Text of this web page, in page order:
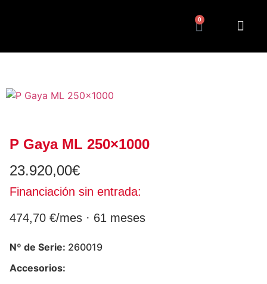
0
P Gaya ML 250×1000
23.920,00€
Financiación sin entrada:
474,70 €/mes · 61 meses
Nº de Serie: 260019
Accesorios: